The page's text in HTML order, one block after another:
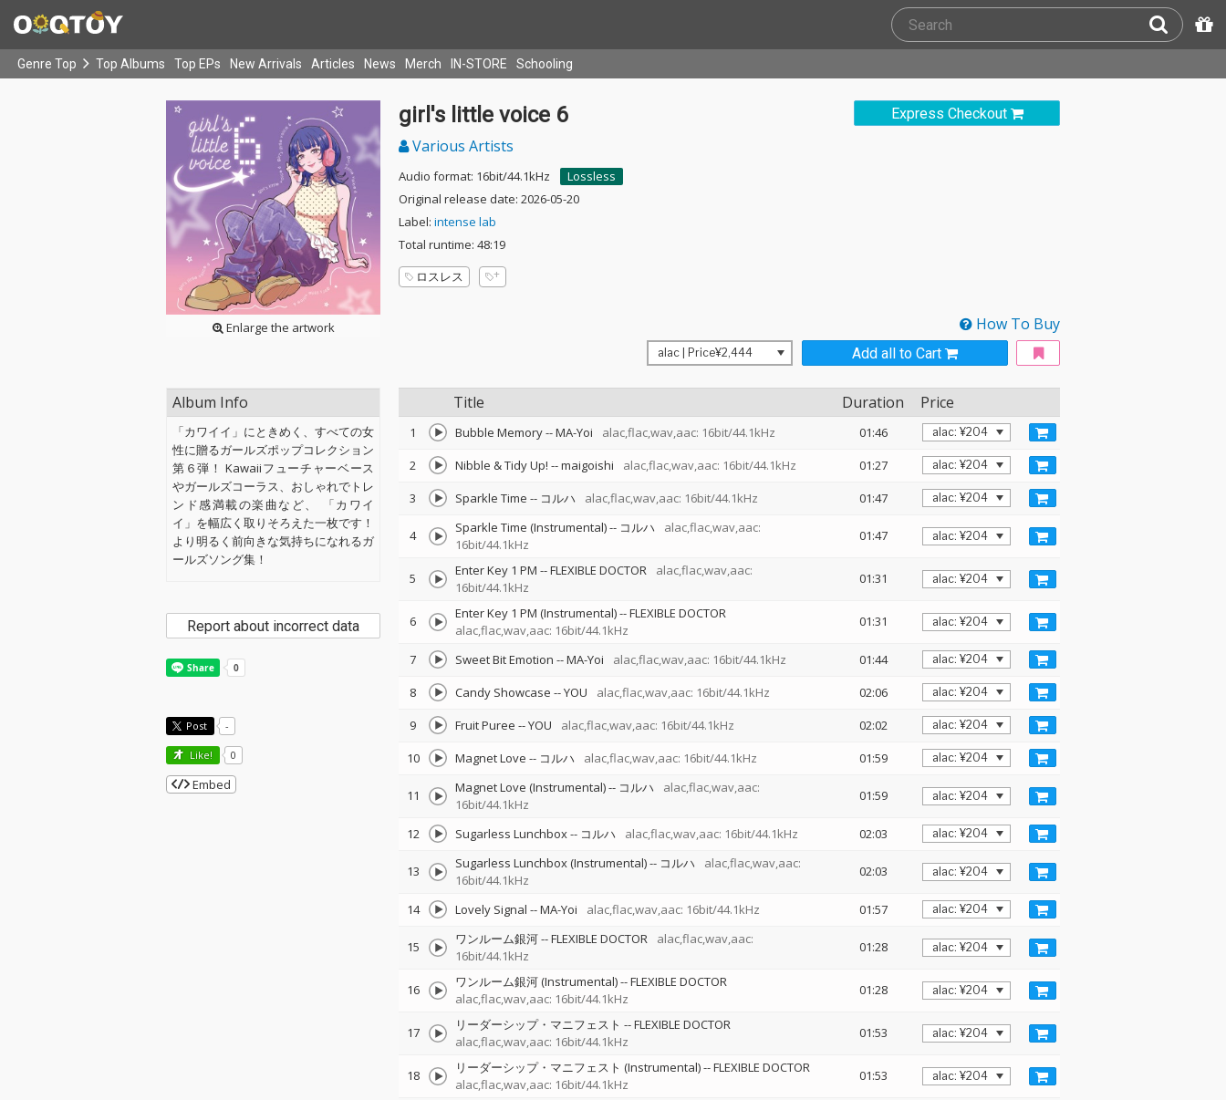
Genre Top Top Albums Top EPs New Arrivals Articles News Merch IN-STORE Schooling
Enlarge the artwork
Express Checkout
girl's little voice 6
Various Artists
Audio format: 16bit/44.1kHz
Lossless
Original release date: 2026-05-20
Label: intense lab
Total runtime: 48:19
ロスレス
How To Buy
Add all to Cart
Title Duration Price
1 Bubble Memory--MA-Yoi alac,flac,wav,aac: 16bit/44.1kHz
01:46
2
Nibble & Tidy Up! --maigoishi alac,flac,wav,aac: 16bit/44.1kHz
01:27
3
Sparkle Time -- コルハ alac,flac,wav,aac: 16bit/44.1kHz 01:47
4 Sparkle Time (Instrumental)-- コルハ
alac,flac,wav,aac:
16bit/44.1kHz
01:47
5 Enter Key 1 PM --FLEXIBLE DOCTOR
alac,flac,wav,aac:
16bit/44.1kHz
01:31
6 Enter Key 1 PM (Instrumental)--FLEXIBLE DOCTOR
alac,flac,wav,aac: 16bit/44.1kHz
01:31
7 Sweet Bit Emotion --MA-Yoi alac,flac,wav,aac: 16bit/44.1kHz
01:44
8
Candy Showcase --YOU alac,flac,wav,aac: 16bit/44.1kHz
02:06
9
Fruit Puree --YOU alac,flac,wav,aac: 16bit/44.1kHz
02:02
10
Magnet Love -- コルハ alac,flac,wav,aac: 16bit/44.1kHz 01:59
11 Magnet Love (Instrumental)-- コルハ
alac,flac,wav,aac:
16bit/44.1kHz
01:59
12 Sugarless Lunchbox-- コルハ alac,flac,wav,aac: 16bit/44.1kHz 02:03
13 Sugarless Lunchbox (Instrumental)-- コルハ
alac,flac,wav,aac:
16bit/44.1kHz
02:03
14 Lovely Signal --MA-Yoi alac,flac,wav,aac: 16bit/44.1kHz 01:57
15 ワンルーム銀河--FLEXIBLE DOCTOR
alac,flac,wav,aac:
16bit/44.1kHz
01:28
16 ワンルーム銀河 (Instrumental)--FLEXIBLE DOCTOR
alac,flac,wav,aac: 16bit/44.1kHz
01:28
17 リーダーシップ・マニフェスト --FLEXIBLE DOCTOR
alac,flac,wav,aac: 16bit/44.1kHz
01:53
18 リーダーシップ・マニフェスト (Instrumental)--FLEXIBLE DOCTOR
alac,flac,wav,aac: 16bit/44.1kHz
01:53
Album Info
「カワイイ」にときめく、すべての女
性に贈るガールズポップコレクション
第６弾！ Kawaiiフューチャーベース
やガールズコーラス、おしゃれでトレ
ンド感満載の楽曲など、 「カワイ
イ」を幅広く取りそろえた一枚です！
より明るく前向きな気持ちになれるガ
ールズソング集！
Report about incorrect data
Post -
Like! 0
Embed